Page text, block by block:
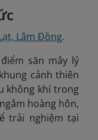
Lâm Đồng.
săn mây lý
cảnh thiên
không khí trong
hoàng hôn,
trải nghiệm tại